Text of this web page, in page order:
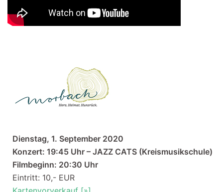
Dienstag, 1. September 2020
Konzert: 19:45 Uhr – JAZZ CATS (Kreismusikschule)
Filmbeginn: 20:30 Uhr
Eintritt: 10,- EUR